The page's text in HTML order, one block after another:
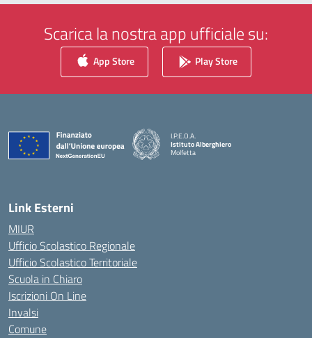
Scarica la nostra app ufficiale su:
App Store Play Store
I.P.E.O.A.
Istituto Alberghiero
Molfetta
Link Esterni
MIUR
Ufficio Scolastico Regionale
Ufficio Scolastico Territoriale
Scuola in Chiaro
Iscrizioni On Line
Invalsi
Comune